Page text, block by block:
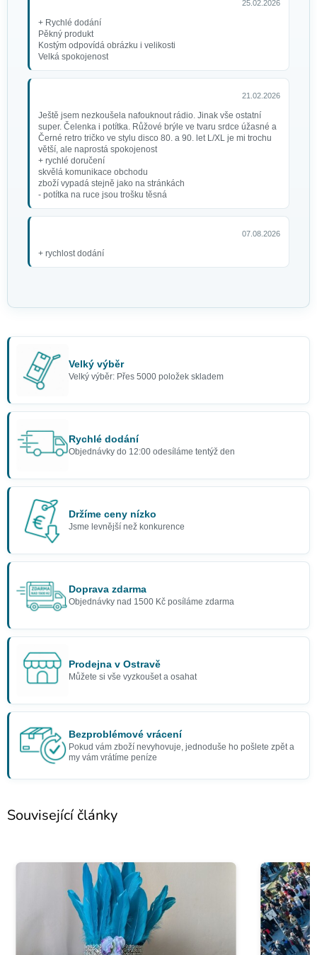
25.02.2026
+ Rychlé dodání
Pěkný produkt
Kostým odpovídá obrázku i velikosti
Velká spokojenost
21.02.2026
Ještě jsem nezkoušela nafouknout rádio. Jinak vše ostatní
super. Čelenka i potítka. Růžové brýle ve tvaru srdce úžasné a
Černé retro tričko ve stylu disco 80. a 90. let L/XL je mi trochu
větší, ale naprostá spokojenost
+ rychlé doručení
skvělá komunikace obchodu
zboží vypadá stejně jako na stránkách
- potítka na ruce jsou trošku těsná
07.08.2026
+ rychlost dodání
Velký výběr
Velký výběr: Přes 5000 položek skladem
Rychlé dodání
Objednávky do 12:00 odesíláme tentýž den
Držíme ceny nízko
Jsme levnější než konkurence
Doprava zdarma
Objednávky nad 1500 Kč posíláme zdarma
Prodejna v Ostravě
Můžete si vše vyzkoušet a osahat
Bezproblémové vrácení
Pokud vám zboží nevyhovuje, jednoduše ho pošlete zpět a
my vám vrátíme peníze
Související články